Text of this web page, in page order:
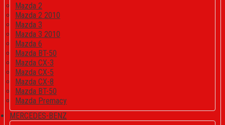
Mazda 2
Mazda 2 2010
Mazda 3
Mazda 3 2010
Mazda 6
Mazda BT-50
Mazda CX-3
Mazda CX-5
Mazda CX-8
Mazda BT-50
Mazda Premacy
MERCEDES-BENZ